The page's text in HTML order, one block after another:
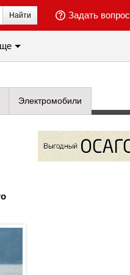
Задать вопрос
Найти
Электромобили